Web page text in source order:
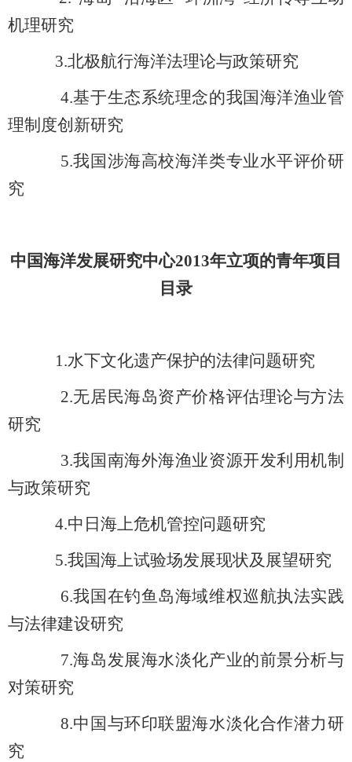
机理研究
3.北极航行海洋法理论与政策研究
4.基于生态系统理念的我国海洋渔业管
理制度创新研究
5.我国涉海高校海洋类专业水平评价研
究
中国海洋发展研究中心2013年立项的青年项目
目录
1.水下文化遗产保护的法律问题研究
2.无居民海岛资产价格评估理论与方法
研究
3.我国南海外海渔业资源开发利用机制
与政策研究
4.中日海上危机管控问题研究
5.我国海上试验场发展现状及展望研究
6.我国在钓鱼岛海域维权巡航执法实践
与法律建设研究
7.海岛发展海水淡化产业的前景分析与
对策研究
8.中国与环印联盟海水淡化合作潜力研
究